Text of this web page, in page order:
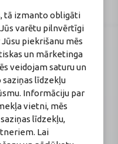
tā izmanto obligāti
varētu pilnvērtīgi
piekrišanu mēs
un mārketinga
veidojam saturu un
saziņas līdzekļu
Informāciju par
vietni, mēs
līdzekļu,
Lai
numurs: A00010
kontakti
vadītāja:
farmaceite: Jeļena
Nr.: F-0834
Nr.: 215.2025